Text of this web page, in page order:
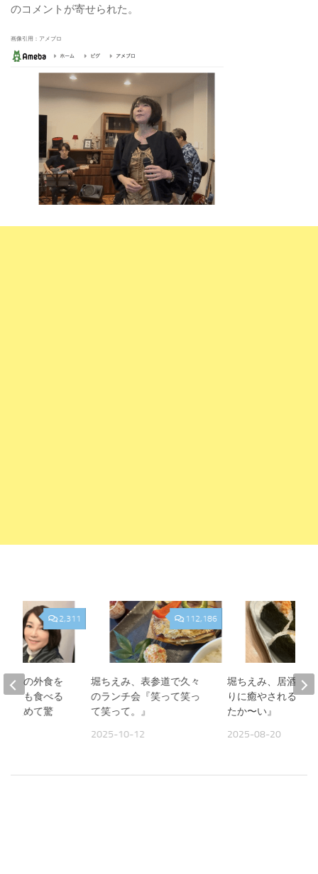
のコメントが寄せられた。
画像引用：アメブロ
112,186
堀ちえみ、表参道で久々
のランチ会『笑って笑っ
て笑って。』
2025-10-12
堀ちえみ、居酒屋
りに癒やされる夜
たか〜い』
2025-08-20
2,311
夫との外食を
よりも食べる
て改めて驚